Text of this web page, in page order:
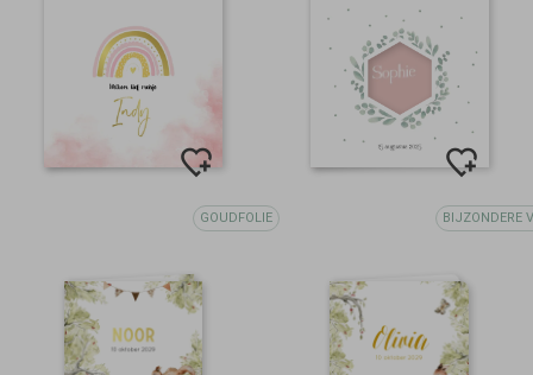
GOUDFOLIE BIJZONDERE